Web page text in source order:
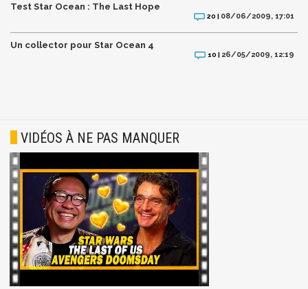
Test Star Ocean : The Last Hope
20 | 08/06/2009, 17:01
Un collector pour Star Ocean 4
10 | 26/05/2009, 12:19
VIDÉOS À NE PAS MANQUER